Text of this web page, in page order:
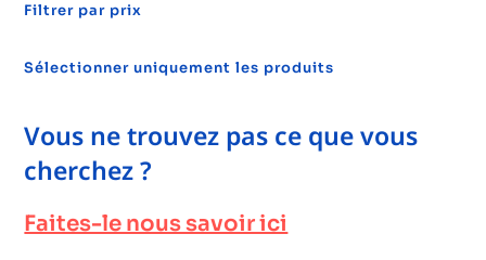
Filtrer par prix
Sélectionner uniquement les produits
Vous ne trouvez pas ce que vous
cherchez ?
Faites-le nous savoir ici